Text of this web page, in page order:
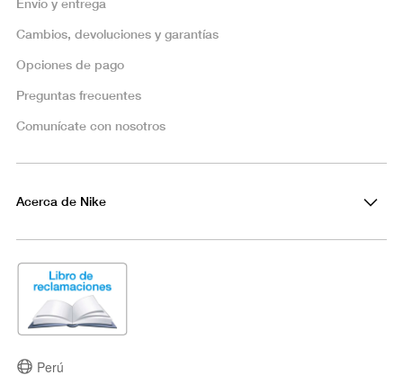
Envío y entrega
Cambios, devoluciones y garantías
Opciones de pago
Preguntas frecuentes
Comunícate con nosotros
Acerca de Nike
Perú